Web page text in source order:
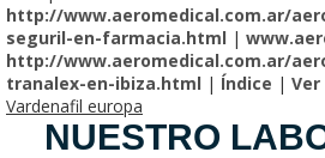
http://www.aeromedical.com.ar/
seguril-en-farmacia.html |
http://www.aeromedical.com.ar/
tranalex-en-ibiza.html | Índice |
Vardenafil europa
NUESTRO